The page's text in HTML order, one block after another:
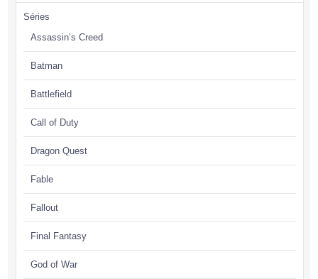
Séries
Assassin’s Creed
Batman
Battlefield
Call of Duty
Dragon Quest
Fable
Fallout
Final Fantasy
God of War